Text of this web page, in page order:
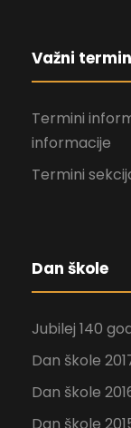
Važni
Termini
informacije
Termini
Dan škole
Jubilej 140
Dan škole
Dan škole
Dan škole